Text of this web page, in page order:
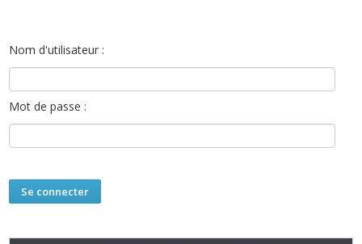
Nom d'utilisateur :
Mot de passe :